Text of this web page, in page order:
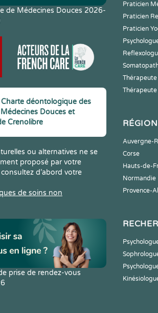
de Médecines Douces 2026-
Charte déontologique des
Douces et
Crenolibre
ou alternatives ne se
proposé par votre
d’abord votre
de soins non
prise de rendez-vous
Praticien
Praticien
Praticien
Thérapeute
Auvergne-
Corse
Hauts-de-
Normandie
Provence-